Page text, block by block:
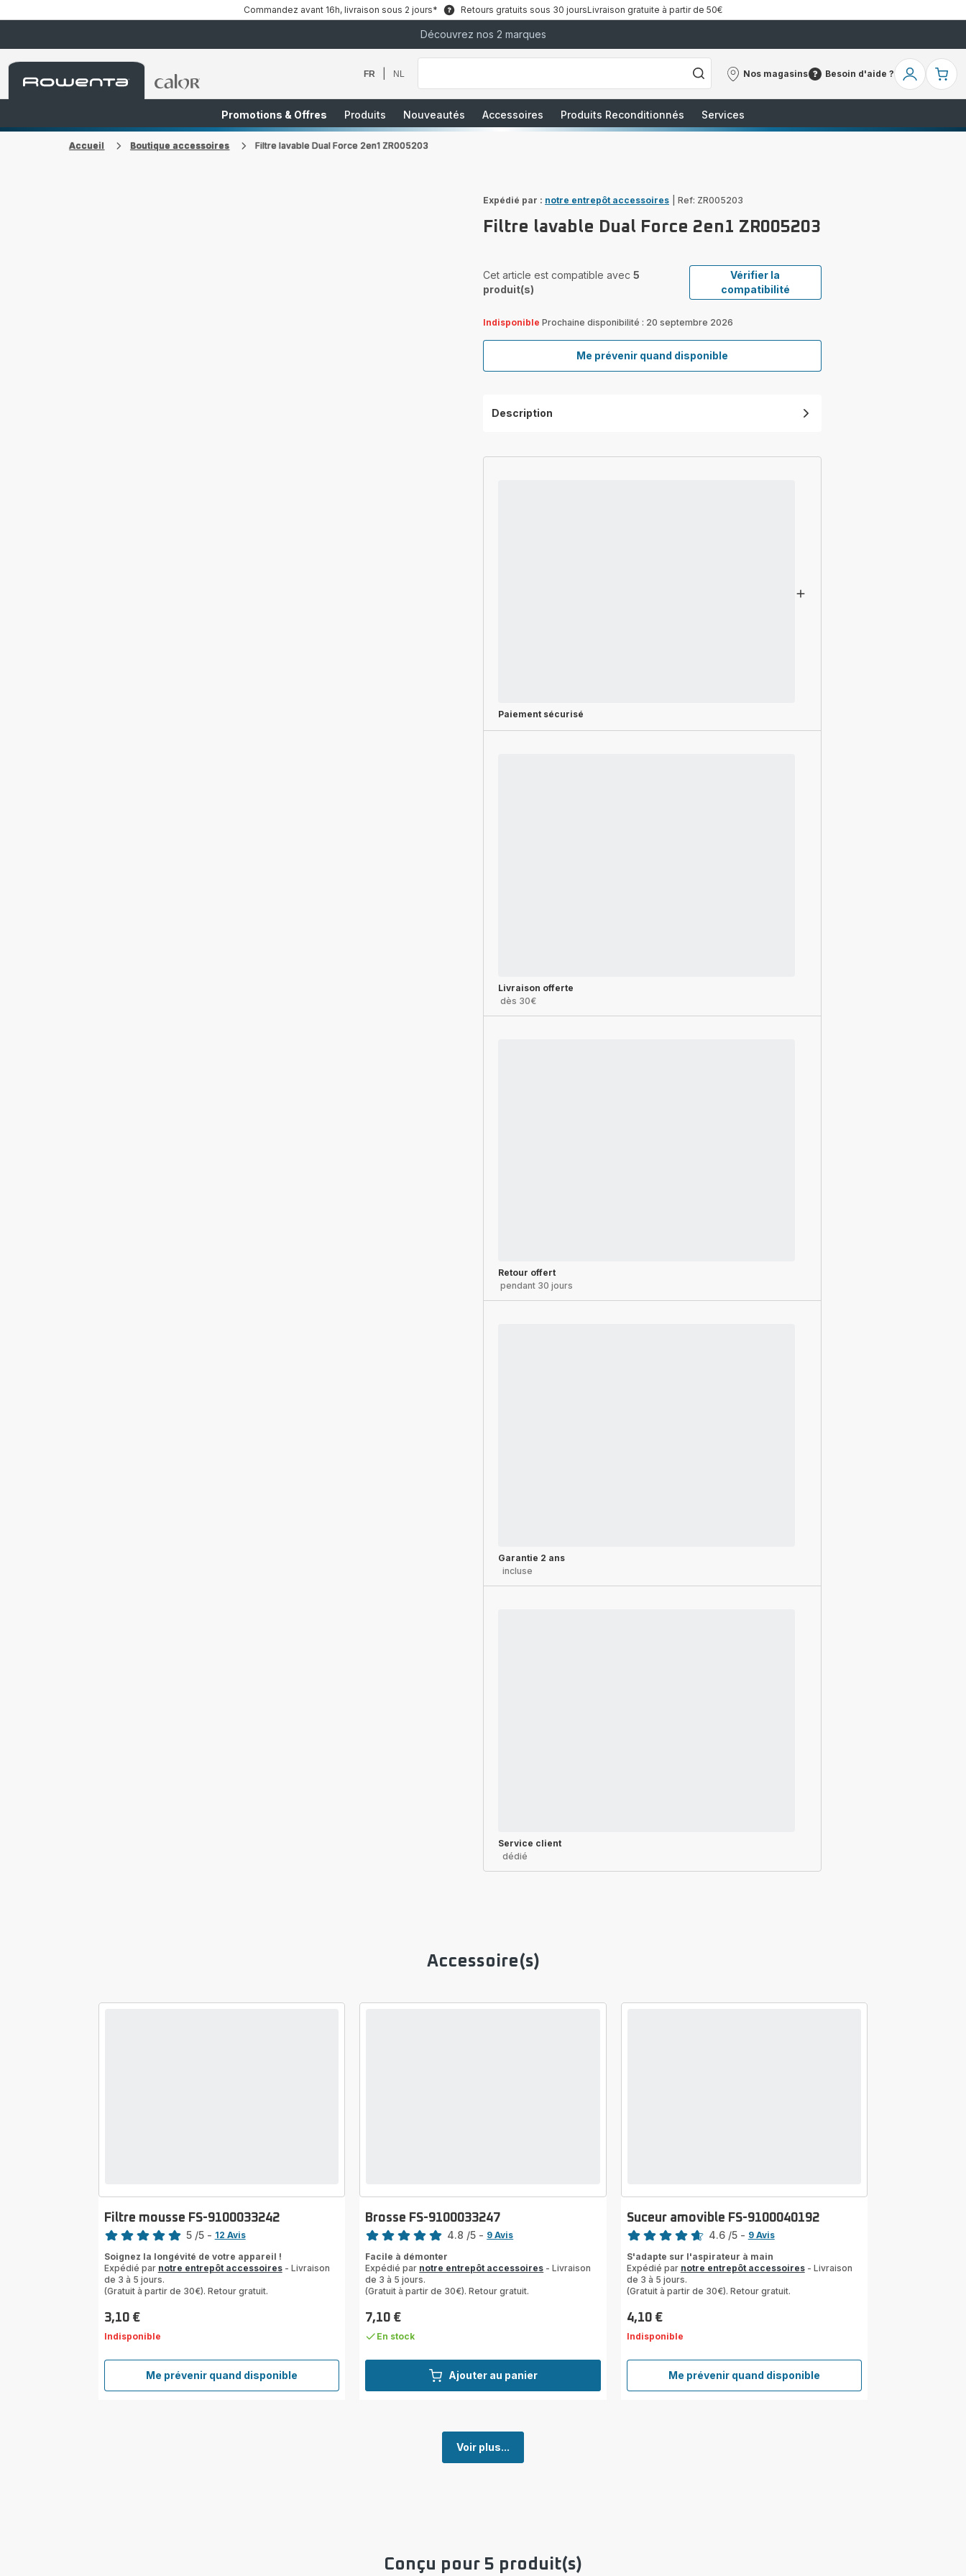
Commandez avant 16h, livraison sous 2 jours* Retours gratuits sous 30 joursLivraison gratuite à partir de 50€
Découvrez nos 2 marques
Accueil
Rowenta
Accueil
FR NL
Que
recherchez-
Nos magasins
Nos
Besoin d'aide ?
Besoin
Mon
Promotions & Offres
Produits Nouveautés Accessoires Produits Reconditionnés Services
Accueil Boutique accessoires Filtre lavable Dual Force 2en1 ZR005203
Expédié par : notre entrepôt accessoires Ref: ZR005203
Filtre lavable Dual Force 2en1 ZR005203
Cet article est compatible avec 5
produit(s)
Vérifier la
compatibilité
Indisponible Prochaine disponibilité : 20 septembre 2026
Me prévenir quand disponible
Filtre
Description
Paiement sécurisé
Livraison offerte
dès 30€
Retour offert
pendant 30 jours
Garantie 2 ans
incluse
Service client
dédié
Accessoire(s)
Me prévenir quand disponible
Filtre
mousse
Filtre mousse FS-9100033242
Note
5
étoiles
(moyenne)
5 /5 - 12 Avis
Soignez la longévité de votre appareil !
Expédié par notre entrepôt accessoires- Livraison
de 3 à 5 jours.
(Gratuit à partir de 30€). Retour gratuit.
Prix
3,10 €
Indisponible
Ajouter au panier
Brosse FS-9100033247
Note
4.8 /5 - 9 Avis
Facile à démonter
Expédié par notre entrepôt accessoires - Livraison
de 3 à 5 jours.
(Gratuit à partir de 30€). Retour gratuit.
Prix
7,10 €
En stock
Me prévenir quand disponible
Suceur
amovible
Suceur amovible FS-9100040192
Note
4.6 /5 - 9 Avis
S'adapte sur l'aspirateur à main
Expédié par notre entrepôt accessoires- Livraison
de 3 à 5 jours.
(Gratuit à partir de 30€). Retour gratuit.
Prix
4,10 €
Indisponible
Voir plus...
Conçu pour 5 produit(s)